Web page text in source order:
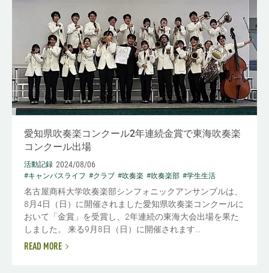
愛知県吹奏楽コンクール2年連続金賞で東海吹奏楽
コンクール出場
活動記録 2024/08/06
#キャンパスライフ #クラブ #吹奏楽 #吹奏楽部 #学生生活
名古屋商科大学吹奏楽部シンフォニックアンサンブルは、
8月4日（日）に開催されました愛知県吹奏楽コンクールに
おいて「金賞」を受賞し、2年連続の東海大会出場を果た
しました。 来る9月8日（日）に開催されます...
READ MORE